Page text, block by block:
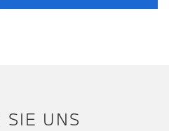
SIE UNS